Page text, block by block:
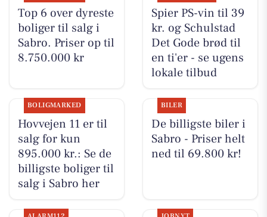
Top 6 over dyreste
boliger til salg i
Sabro. Priser op til
8.750.000 kr
Spier PS-vin til 39
kr. og Schulstad
Det Gode brød til
en ti'er - se ugens
lokale tilbud
BOLIGMARKED
Hovvejen 11 er til
salg for kun
895.000 kr.: Se de
billigste boliger til
salg i Sabro her
BILER
De billigste biler i
Sabro - Priser helt
ned til 69.800 kr!